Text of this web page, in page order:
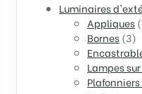
Luminaires
Appliques
Bornes(3)
Lampes